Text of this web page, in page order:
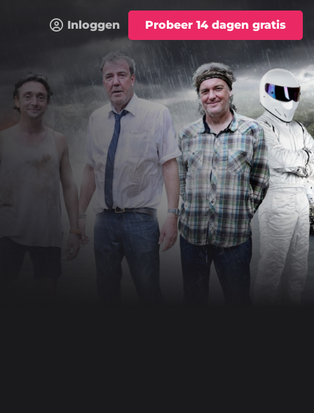
Inloggen Probeer 14 dagen gratis